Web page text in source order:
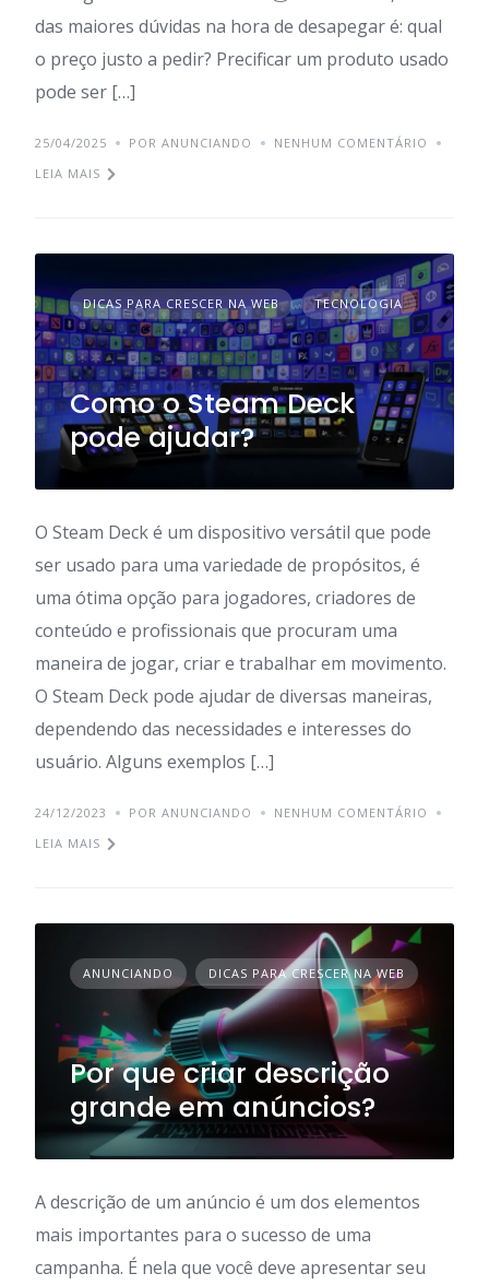
das maiores dúvidas na hora de desapegar é: qual
o preço justo a pedir? Precificar um produto usado
pode ser […]
25/04/2025 POR ANUNCIANDO
NENHUM COMENTÁRIO
LEIA MAIS
DICAS PARA CRESCER NA WEB TECNOLOGIA
Como o Steam Deck
pode ajudar?
O Steam Deck é um dispositivo versátil que pode
ser usado para uma variedade de propósitos, é
uma ótima opção para jogadores, criadores de
conteúdo e profissionais que procuram uma
maneira de jogar, criar e trabalhar em movimento.
O Steam Deck pode ajudar de diversas maneiras,
dependendo das necessidades e interesses do
usuário. Alguns exemplos […]
24/12/2023 POR ANUNCIANDO
NENHUM COMENTÁRIO
LEIA MAIS
ANUNCIANDO DICAS PARA CRESCER NA WEB
Por que criar descrição
grande em anúncios?
A descrição de um anúncio é um dos elementos
mais importantes para o sucesso de uma
campanha. É nela que você deve apresentar seu